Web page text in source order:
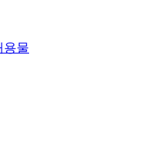
용물